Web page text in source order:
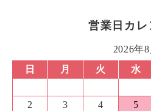
営業日カレ
2026年8
日
月 火 水
2
3 4 5